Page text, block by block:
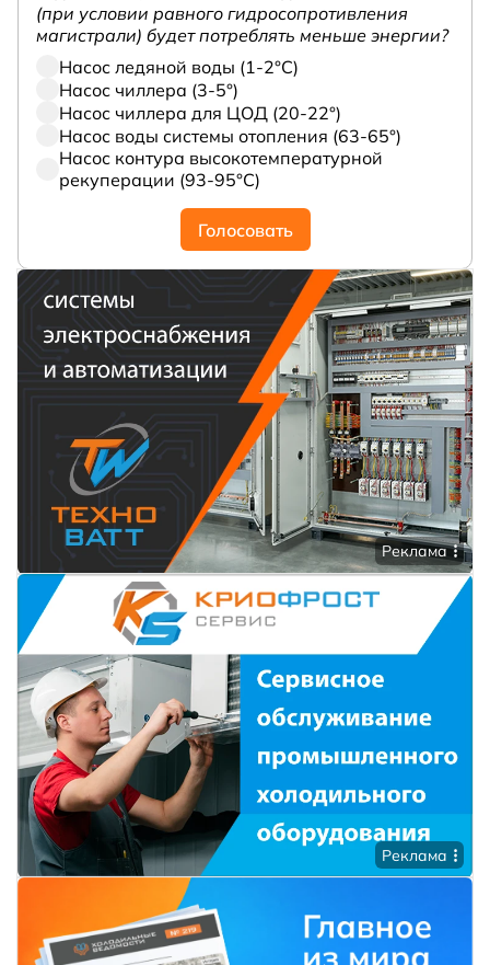
(при условии равного гидросопротивления
магистрали) будет потреблять меньше энергии?
Насос ледяной воды (1-2°С)
Насос чиллера (3-5°)
Насос чиллера для ЦОД (20-22°)
Насос воды системы отопления (63-65°)
Насос контура высокотемпературной
рекуперации (93-95°С)
Голосовать
Реклама
Реклама